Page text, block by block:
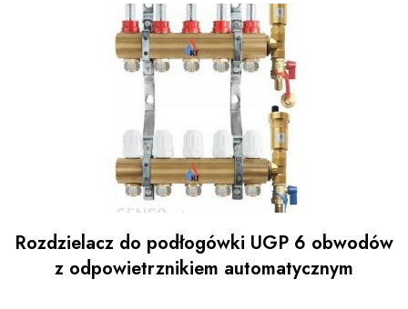
Rozdzielacz do podłogówki UGP 6 obwodów
z odpowietrznikiem automatycznym